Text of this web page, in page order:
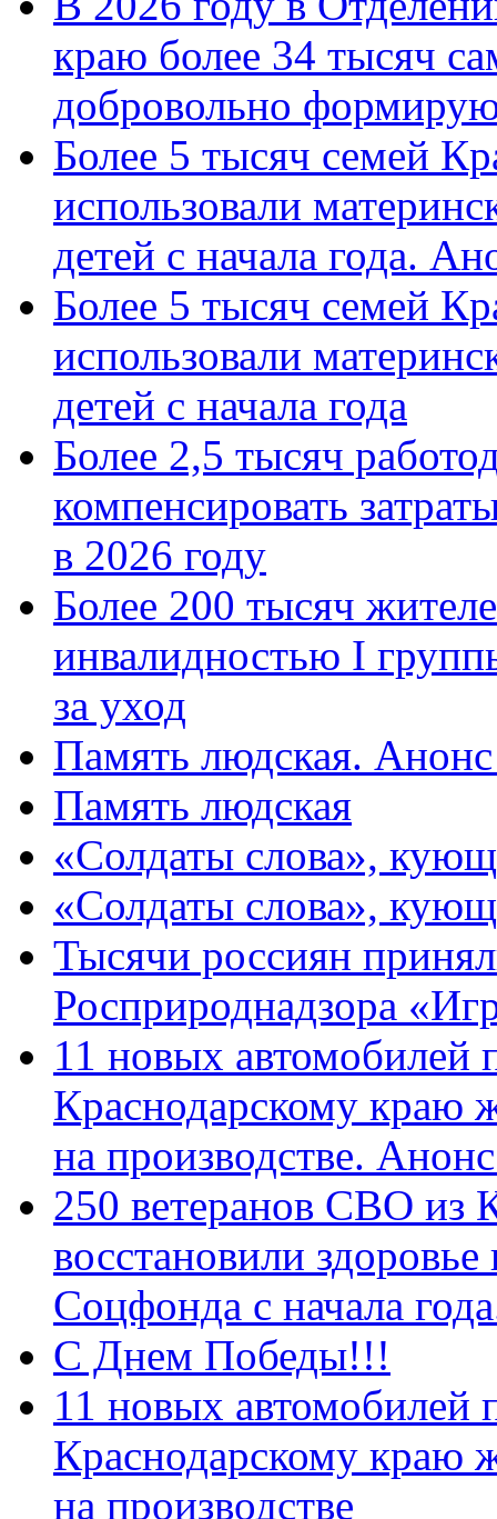
краю более 34 тысяч
добровольно
Более 5 тысяч семей
использовали
детей с начала года.
Более 5 тысяч семей
использовали
детей с начала года
Более 2,5 тысяч
компенсировать
в 2026 году
Более 200 тысяч
инвалидностью I
за уход
Память людская.
Память людская
«Солдаты слова»,
«Солдаты слова»,
Тысячи россиян
Росприроднадзора
11 новых автомобилей
Краснодарскому краю
на производстве.
250 ветеранов СВО из
восстановили
Соцфонда с начала
С Днем Победы!!!
11 новых автомобилей
Краснодарскому краю
на производстве